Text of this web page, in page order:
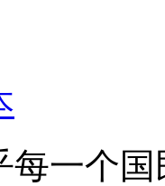
每一个